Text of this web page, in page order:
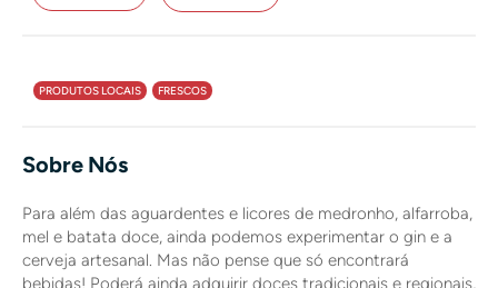
PRODUTOS LOCAIS FRESCOS
Sobre Nós
Para além das aguardentes e licores de medronho, alfarroba,
mel e batata doce, ainda podemos experimentar o gin e a
cerveja artesanal. Mas não pense que só encontrará
bebidas! Poderá ainda adquirir doces tradicionais e regionais,